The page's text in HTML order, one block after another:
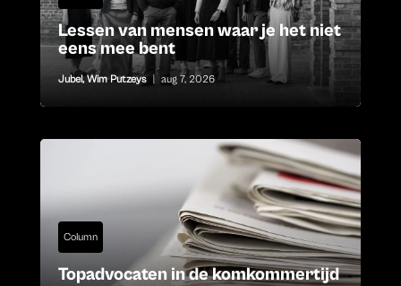
Lessen van mensen waar je het niet
eens mee bent
Jubel,Wim Putzeys aug 7, 2026
Column
Topadvocaten in de komkommertijd